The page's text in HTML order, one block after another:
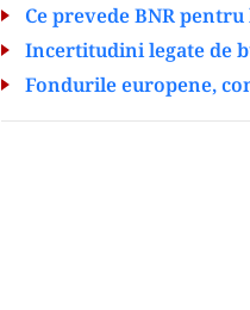
Ce prevede BNR
Incertitudini legate de
Fondurile europene,